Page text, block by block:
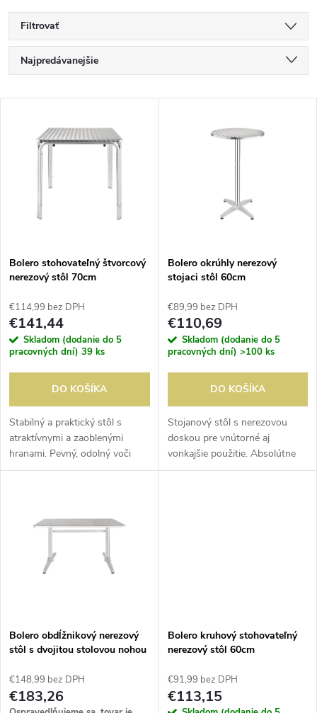
Filtrovať
R
a
e
p
r
o
d
u
Najpredávanejšie
Abecedne
s
p
r
o
d
u
k
Bolero stohovateľný štvorcový
nerezový stôl 70cm
€114,99 bez DPH
€141,44
Skladom (dodanie do 5
pracovných dní) 39 ks
DO KOŠÍKA
Stabilný a praktický stôl s
atraktívnymi a zaoblenými
hranami. Pevný, odolný voči
poveternostným vplyvom,
použitie. Ploché...
Bolero okrúhly nerezový
stojaci stôl 60cm
€89,99 bez DPH
€110,69
Skladom (dodanie do 5
pracovných dní) >100 ks
DO KOŠÍKA
Stojanový stôl s nerezovou
doskou pre vnútorné aj
vonkajšie použitie. Absolútne
odolný voči poveternostným
Bolero obdĺžnikový nerezový
stôl s dvojitou stolovou nohou
€148,99 bez DPH
€183,26
Bolero kruhový stohovateľný
nerezový stôl 60cm
€91,99 bez DPH
€113,15